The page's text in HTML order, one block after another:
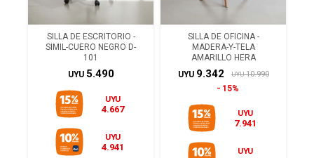
SILLA DE ESCRITORIO -
SIMIL-CUERO NEGRO D-
101
UYU 5.490
UYU
4.667
UYU
4.941
SILLA DE OFICINA -
MADERA-Y-TELA
AMARILLO HERA
UYU 9.342 UYU 10.990
15%
UYU
7.941
UYU